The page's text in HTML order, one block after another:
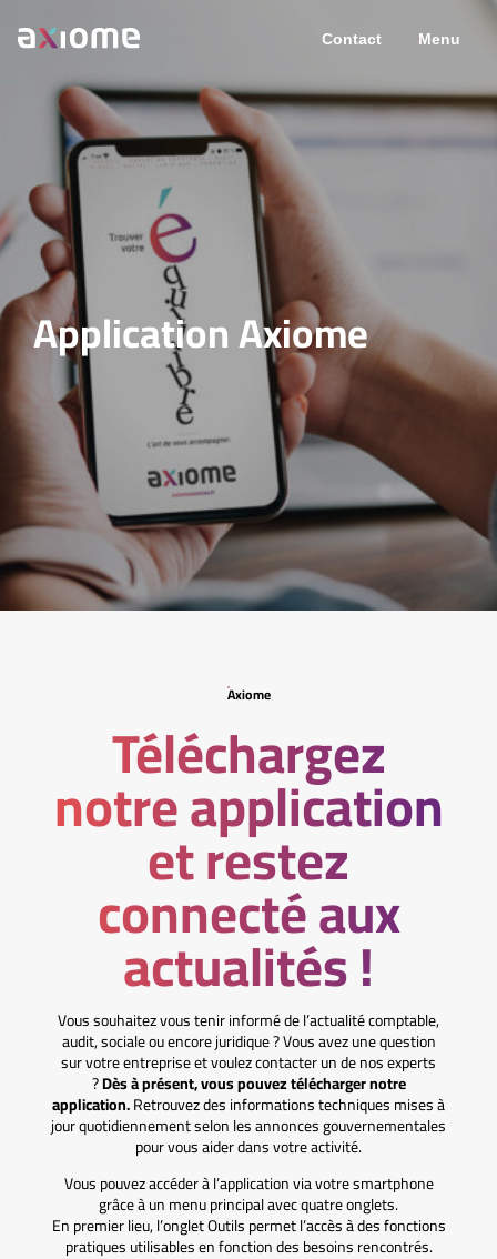
Contact Menu
Application Axiome
Axiome
Téléchargez
notre application
et restez
connecté aux
actualités !
Vous souhaitez vous tenir informé de l’actualité comptable,
audit, sociale ou encore juridique ? Vous avez une question
sur votre entreprise et voulez contacter un de nos experts
?Dès à présent, vous pouvez télécharger notre
application.Retrouvez des informations techniques mises à
jour quotidiennement selon les annonces gouvernementales
pour vous aider dans votre activité.
Vous pouvez accéder à l’application via votre smartphone
grâce à un menu principal avec quatre onglets.
En premier lieu, l’onglet Outils permet l’accès à des fonctions
pratiques utilisables en fonction des besoins rencontrés.